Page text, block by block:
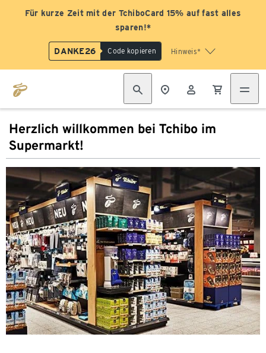
Für kurze Zeit mit der TchiboCard 15% auf fast alles
sparen!*
DANKE26 Code kopieren Hinweis*
Herzlich willkommen bei Tchibo im
Supermarkt!